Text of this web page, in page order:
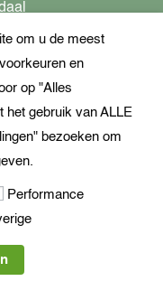
om u de meest
en
op "Alles
het gebruik van ALLE
bezoeken om
Performance